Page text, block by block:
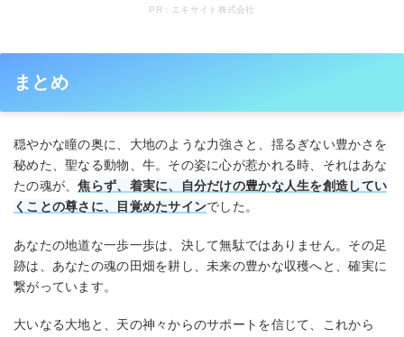
PR：エキサイト株式会社
まとめ
穏やかな瞳の奥に、大地のような力強さと、揺るぎない豊かさを
秘めた、聖なる動物、牛。その姿に心が惹かれる時、それはあな
たの魂が、焦らず、着実に、自分だけの豊かな人生を創造してい
くことの尊さに、目覚めたサインでした。
あなたの地道な一歩一歩は、決して無駄ではありません。その足
跡は、あなたの魂の田畑を耕し、未来の豊かな収穫へと、確実に
繋がっています。
大いなる大地と、天の神々からのサポートを信じて、これから